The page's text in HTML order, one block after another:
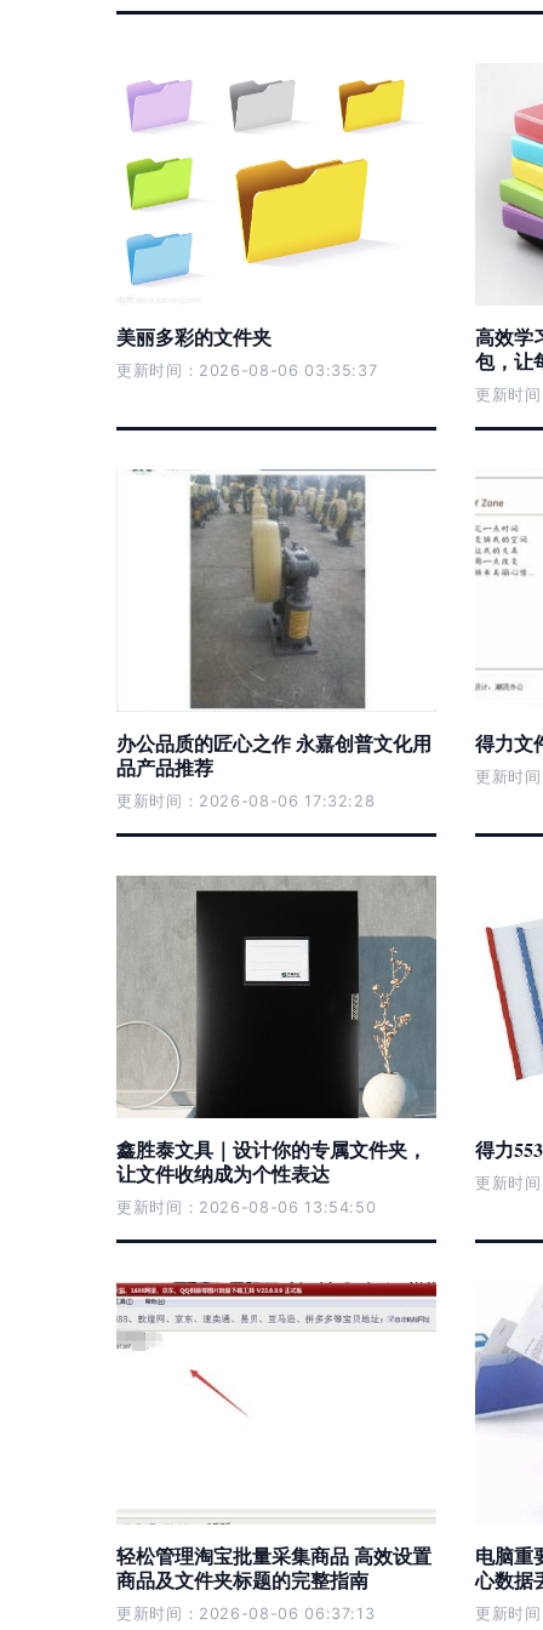
美丽多彩的文件夹
更新时间：2026-08-06 03:35:37
高效学
包，让
更新时
办公品质的匠心之作 永嘉创普文化用
品产品推荐
更新时间：2026-08-06 17:32:28
得力文
更新时
鑫胜泰文具｜设计你的专属文件夹，
让文件收纳成为个性表达
更新时间：2026-08-06 13:54:50
得力
更新时
轻松管理淘宝批量采集商品 高效设置
商品及文件夹标题的完整指南
更新时间：2026-08-06 06:37:13
电脑重
心数据
更新时